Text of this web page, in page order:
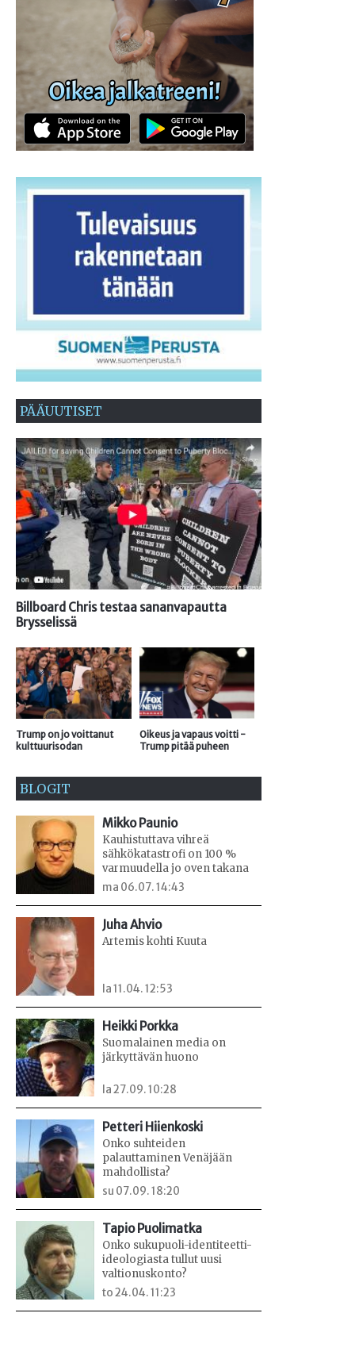
PÄÄUUTISET
Billboard Chris testaa sananvapautta
Brysselissä
Trump on jo voittanut
kulttuurisodan
Oikeus ja vapaus voitti -
Trump pitää puheen
BLOGIT
Mikko Paunio
Kauhistuttava vihreä
sähkökatastrofi on 100 %
varmuudella jo oven takana
ma 06.07. 14:43
Juha Ahvio
Artemis kohti Kuuta
la 11.04. 12:53
Heikki Porkka
Suomalainen media on
järkyttävän huono
la 27.09. 10:28
Petteri Hiienkoski
Onko suhteiden
palauttaminen Venäjään
mahdollista?
su 07.09. 18:20
Tapio Puolimatka
Onko sukupuoli-identiteetti-
ideologiasta tullut uusi
valtionuskonto?
to 24.04. 11:23